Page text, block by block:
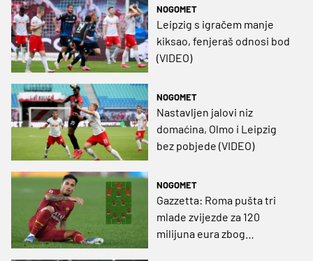
NOGOMET
Leipzig s igračem manje
kiksao, fenjeraš odnosi bod
(VIDEO)
NOGOMET
Nastavljen jalovi niz
domaćina, Olmo i Leipzig
bez pobjede (VIDEO)
NOGOMET
Gazzetta: Roma pušta tri
mlade zvijezde za 120
milijuna eura zbog